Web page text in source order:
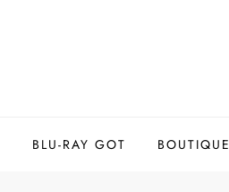
BLU-RAY GOT BOUTIQUE